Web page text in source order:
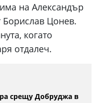
на Александър
Борислав Цонев.
когато
отдалеч.
срещу Добруджа в